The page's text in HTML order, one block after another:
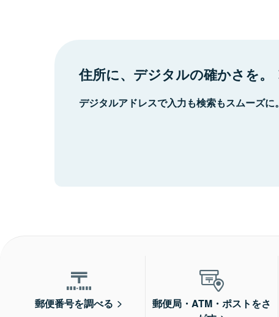
住所に、デジタルの確かさを。
デジタルアドレスで入力も検索もスムーズに。
郵便番号を調べる
郵便局・ATM・ポストをさ